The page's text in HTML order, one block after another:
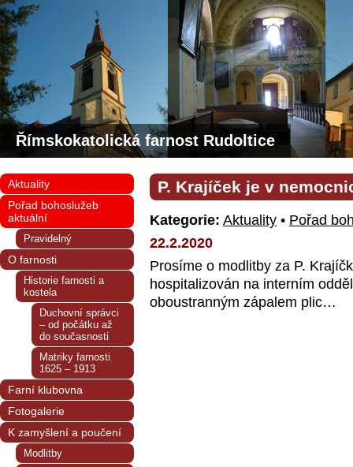
Římskokatolická farnost Rudoltice
P. Krajíček je v
Kategorie: Aktuality • Pořad
22.2.2020
Prosíme o modlitby za P.
hospitalizován na interním
oboustranným zápalem plic…
Aktuality
Pořad bohoslužeb
aktuální
Pravidelný
O farnosti
Historie farnosti a
kostela
Duchovní správci
– od počátku až
do současnosti
Matriky farnosti
1625 – 1913
Farní klubovna
Fotogalerie
K zamyšlení a poučení
Modlitby